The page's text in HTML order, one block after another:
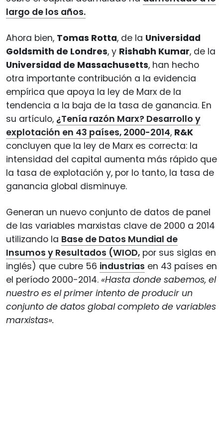
largo de los años.
Ahora bien, Tomas Rotta, de la Universidad
Goldsmith de Londres, y Rishabh Kumar, de la
Universidad de Massachusetts, han hecho
otra importante contribución a la evidencia
empírica que apoya la ley de Marx de la
tendencia a la baja de la tasa de ganancia. En
su artículo, ¿Tenía razón Marx? Desarrollo y
explotación en 43 países, 2000-2014, R&K
concluyen que la ley de Marx es correcta: la
intensidad del capital aumenta más rápido que
la tasa de explotación y, por lo tanto, la tasa de
ganancia global disminuye.
Generan un nuevo conjunto de datos de panel
de las variables marxistas clave de 2000 a 2014
utilizando la Base de Datos Mundial de
Insumos y Resultados (WIOD, por sus siglas en
inglés) que cubre 56 industrias en 43 países en
el período 2000-2014. «Hasta donde sabemos, el
nuestro es el primer intento de producir un
conjunto de datos global completo de variables
marxistas».